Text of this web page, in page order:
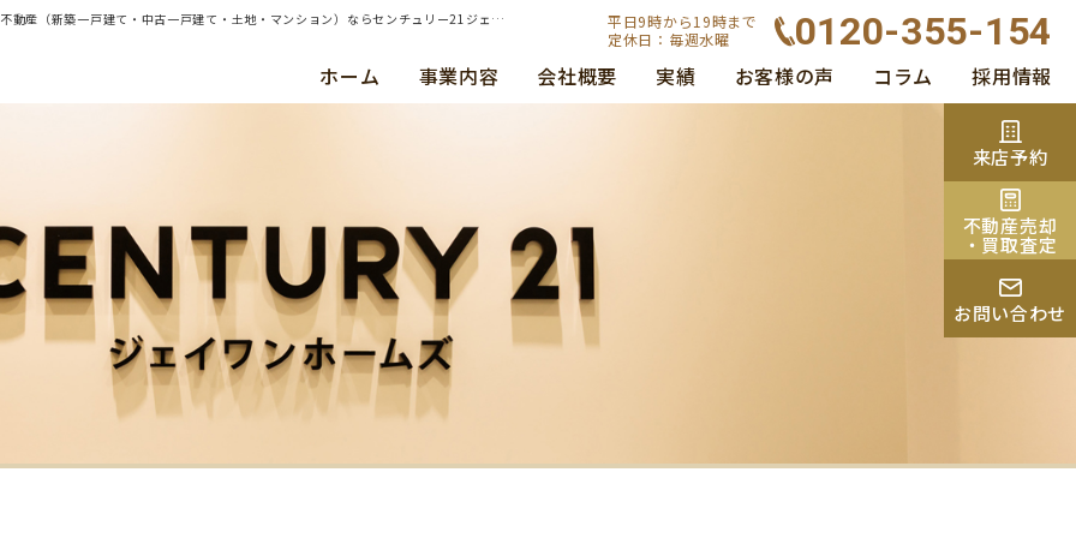
| 購入希望者一覧ページを更新しました！令和5年11月14日(火) | 横浜・川崎・東京都内の不動産（新築一戸建て・中古一戸建て・土地・マンション）ならセンチュリー21ジェイワンホームズ
平日9時から19時まで
定休日：毎週水曜
0120-355-154
ホーム 事業内容 会社概要 実績 お客様の声 コラム 採用情報
来店予約
不動産売却
・買取査定
お問い合わせ